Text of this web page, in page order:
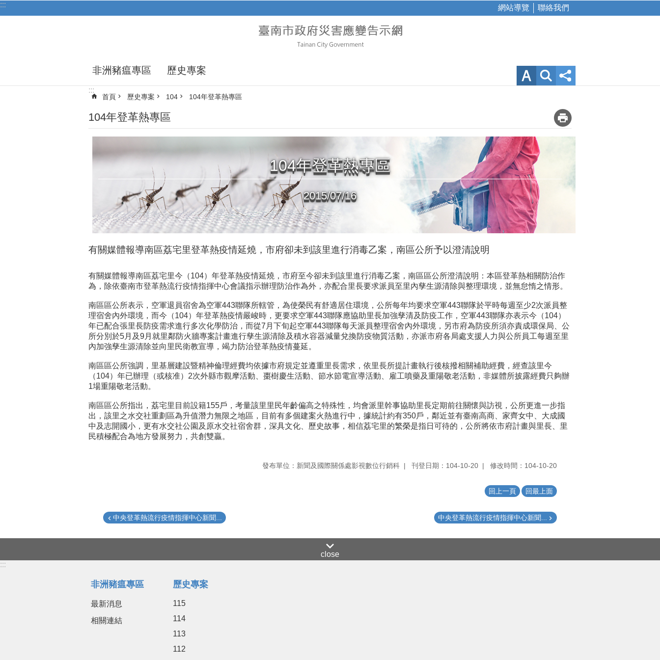
跳到主要內容區塊
::: 網站導覽 聯絡我們
非洲豬瘟專區 歷史專案
:::
首頁 歷史專案 104 104年登革熱專區
104年登革熱專區
104年登革熱專區
2015/07/16
有關媒體報導南區荔宅里登革熱疫情延燒，市府卻未到該里進行消毒乙案，南區公所予以澄清說明
有關媒體報導南區荔宅里今（104）年登革熱疫情延燒，市府至今卻未到該里進行消毒乙案，南區區公所澄清說明：本區登革熱相關防治作
為，除依臺南市登革熱流行疫情指揮中心會議指示辦理防治作為外，亦配合里長要求派員至里內孳生源清除與整理環境，並無怠惰之情形。
南區區公所表示，空軍退員宿舍為空軍443聯隊所轄管，為使榮民有舒適居住環境，公所每年均要求空軍443聯隊於平時每週至少2次派員整
理宿舍內外環境，而今（104）年登革熱疫情嚴峻時，更要求空軍443聯隊應協助里長加強孳清及防疫工作，空軍443聯隊亦表示今（104）
年已配合張里長防疫需求進行多次化學防治，而從7月下旬起空軍443聯隊每天派員整理宿舍內外環境，另市府為防疫所須亦責成環保局、公
所分別於5月及9月就里鄰防火牆專案計畫進行孳生源清除及積水容器減量兌換防疫物質活動，亦派市府各局處支援人力與公所員工每週至里
內加強孳生源清除並向里民衛教宣導，竭力防治登革熱疫情蔓延。
南區區公所強調，里基層建設暨精神倫理經費均依據市府規定並遵重里長需求，依里長所提計畫執行後核撥相關補助經費，經查該里今
（104）年已辦理（或核准）2次外縣市觀摩活動、棗樹慶生活動、節水節電宣導活動、雇工噴藥及重陽敬老活動，非媒體所披露經費只夠辦
1場重陽敬老活動。
南區區公所指出，荔宅里目前設籍155戶，考量該里里民年齡偏高之特殊性，均會派里幹事協助里長定期前往關懷與訪視，公所更進一步指
出，該里之水交社重劃區為升值潛力無限之地區，目前有多個建案火熱進行中，據統計約有350戶，鄰近並有臺南高商、家齊女中、大成國
中及志開國小，更有水交社公園及原水交社宿舍群，深具文化、歷史故事，相信荔宅里的繁榮是指日可待的，公所將依市府計畫與里長、里
民積極配合為地方發展努力，共創雙贏。
發布單位：新聞及國際關係處影視數位行銷科 刊登日期：104-10-20 修改時間：104-10-20
回上一頁 回最上面
中央登革熱流行疫情指揮中心新聞... 中央登革熱流行疫情指揮中心新聞...
close
:::
非洲豬瘟專區
最新消息
相關連結
歷史專案
115
114
113
112